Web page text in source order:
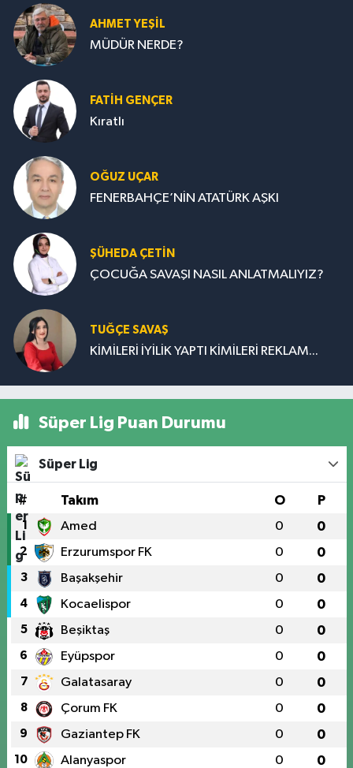
AHMET YEŞİL
MÜDÜR NERDE?
FATIH GENÇER
Kıratlı
OĞUZ UÇAR
FENERBAHÇE’NİN ATATÜRK AŞKI
ŞÜHEDA ÇETİN
ÇOCUĞA SAVAŞI NASIL ANLATMALIYIZ?
TUĞÇE SAVAŞ
KİMİLERİ İYİLİK YAPTI KİMİLERİ REKLAM...
Süper Lig Puan Durumu
Süper Lig
# Takım O P
1 Amed 0 0
2 Erzurumspor FK 0 0
3 Başakşehir 0 0
4 Kocaelispor 0 0
5 Beşiktaş 0 0
6 Eyüpspor 0 0
7 Galatasaray 0 0
8 Çorum FK 0 0
9 Gaziantep FK 0 0
10 Alanyaspor 0 0